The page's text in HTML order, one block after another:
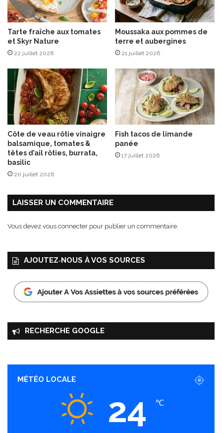
f
r
m
b
,
f
è
v
e
,
o
s
e
Tarte fraîche aux tomates
et Skyr Nature
22 juillet 2026
Moussaka aux pommes de
terre et aubergines
21 juillet 2026
Côte de veau rôtie vinaigre
balsamique, tomates &
têtes d’ail rôties, burrata,
basilic
20 juillet 2026
Fish tacos de limande
panée
17 juillet 2026
LAISSER UN COMMENTAIRE
Vous devez vous connecter pour publier un commentaire.
AJOUTEZ‑NOUS À VOS SOURCES
RECHERCHE GOOGLE
MÉTÉO LOCALE
24 ℃